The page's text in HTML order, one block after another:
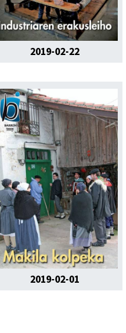
2019-02-22
2019-02-01